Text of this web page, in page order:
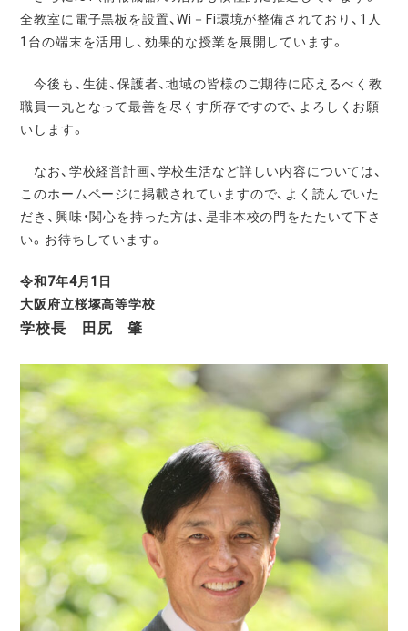
全教室に電子黒板を設置、Wi－Fi環境が整備されており、1人
1台の端末を活用し、効果的な授業を展開しています。
今後も、生徒、保護者、地域の皆様のご期待に応えるべく教
職員一丸となって最善を尽くす所存ですので、よろしくお願
いします。
なお、学校経営計画、学校生活など詳しい内容については、
このホームページに掲載されていますので、よく読んでいた
だき、興味・関心を持った方は、是非本校の門をたたいて下さ
い。お待ちしています。
令和7年4月1日
大阪府立桜塚高等学校
学校長 田尻 肇